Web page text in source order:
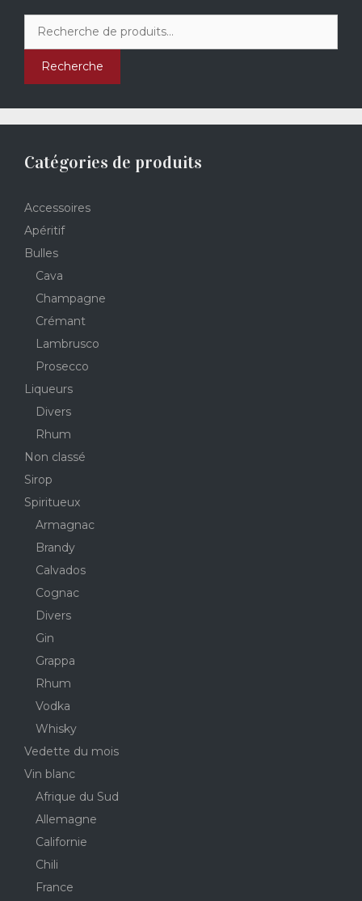
pour :
Recherche
Catégories de produits
Accessoires
Apéritif
Bulles
Cava
Champagne
Crémant
Lambrusco
Prosecco
Liqueurs
Divers
Rhum
Non classé
Sirop
Spiritueux
Armagnac
Brandy
Calvados
Cognac
Divers
Gin
Grappa
Rhum
Vodka
Whisky
Vedette du mois
Vin blanc
Afrique du Sud
Allemagne
Californie
Chili
France